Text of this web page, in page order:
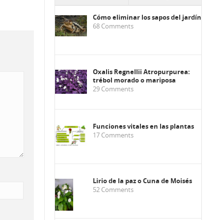
Cómo eliminar los sapos del jardín
68 Comments
Oxalis Regnellii Atropurpurea:
trébol morado o mariposa
29 Comments
Funciones vitales en las plantas
17 Comments
Lirio de la paz o Cuna de Moisés
52 Comments